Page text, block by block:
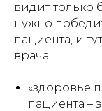
видит только
нужно
пациента, и
врача:
«здоровье
пациента –